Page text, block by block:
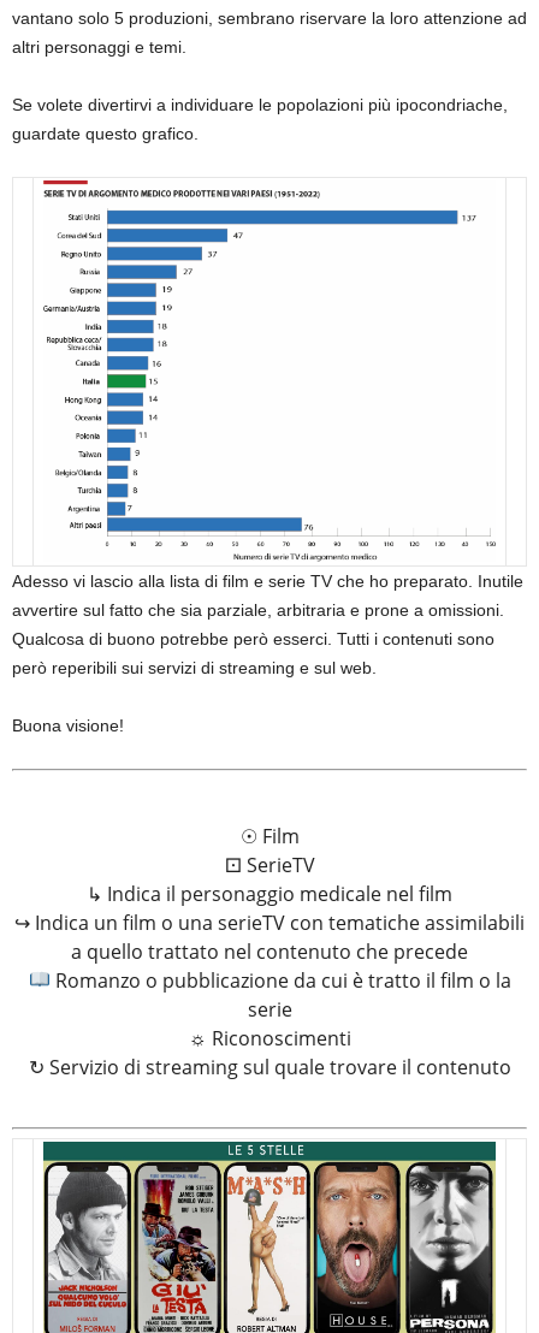
vantano solo 5 produzioni, sembrano riservare la loro attenzione ad
altri personaggi e temi.
Se volete divertirvi a individuare le popolazioni più ipocondriache,
guardate questo grafico.
Adesso vi lascio alla lista di film e serie TV che ho preparato. Inutile
avvertire sul fatto che sia parziale, arbitraria e prone a omissioni.
Qualcosa di buono potrebbe però esserci. Tutti i contenuti sono
però reperibili sui servizi di streaming e sul web.
Buona visione!
☉ Film
⚀ SerieTV
↳ Indica il personaggio medicale nel film
↪ Indica un film o una serieTV con tematiche assimilabili
a quello trattato nel contenuto che precede
Romanzo o pubblicazione da cui è tratto il film o la
serie
☼ Riconoscimenti
↻ Servizio di streaming sul quale trovare il contenuto